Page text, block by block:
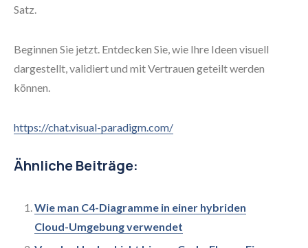
Satz.
Beginnen Sie jetzt. Entdecken Sie, wie Ihre Ideen visuell
dargestellt, validiert und mit Vertrauen geteilt werden
können.
https://chat.visual-paradigm.com/
Ähnliche Beiträge:
Wie man C4-Diagramme in einer hybriden
Cloud-Umgebung verwendet